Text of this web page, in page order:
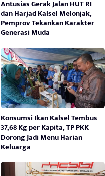
Antusias Gerak Jalan HUT RI
dan Harjad Kalsel Melonjak,
Pemprov Tekankan Karakter
Generasi Muda
Konsumsi Ikan Kalsel Tembus
37,68 Kg per Kapita, TP PKK
Dorong Jadi Menu Harian
Keluarga